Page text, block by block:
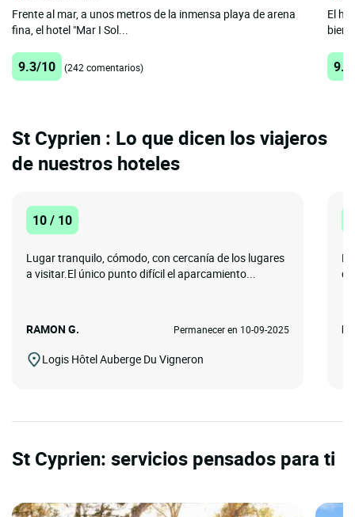
Frente al mar, a unos metros de la inmensa playa de arena
fina, el hotel "Mar I Sol...
9.3/10 (242 comentarios)
El
St Cyprien : Lo que dicen los viajeros
de nuestros hoteles
10 / 10
Lugar tranquilo, cómodo, con cercanía de los lugares
a visitar.El único punto difícil el aparcamiento...
RAMON G. Permanecer en 10-09-2025
Logis Hôtel Auberge Du Vigneron
St Cyprien: servicios pensados para ti